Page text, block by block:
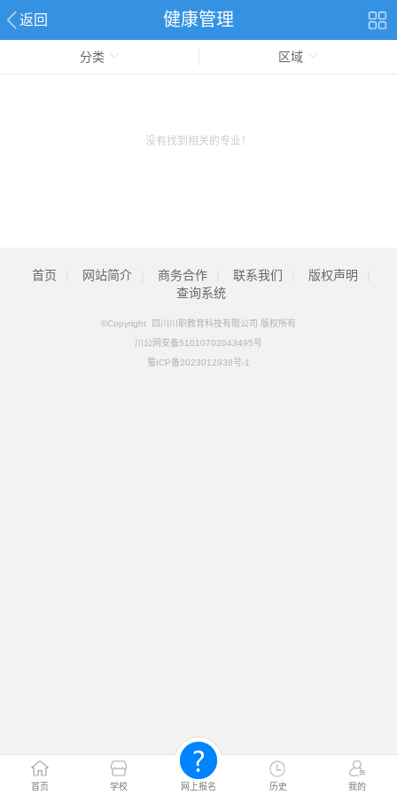
返回 健康管理
首页 学校 网上报名 历史 我的
分类 区域
没有找到相关的专业！
首页 网站简介 商务合作 联系我们 版权声明
查询系统
©Copyright 四川川职教育科技有限公司 版权所有
川公网安备51010702043495号
蜀ICP备2023012938号-1